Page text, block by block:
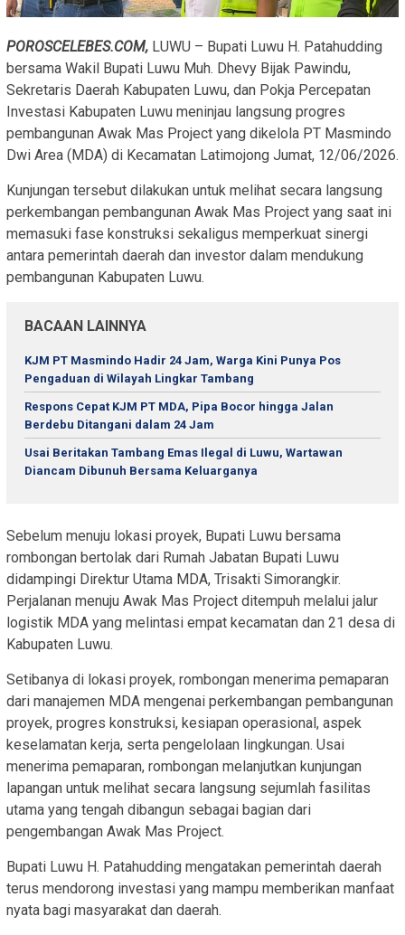
POROSCELEBES.COM, LUWU – Bupati Luwu H. Patahudding
bersama Wakil Bupati Luwu Muh. Dhevy Bijak Pawindu,
Sekretaris Daerah Kabupaten Luwu, dan Pokja Percepatan
Investasi Kabupaten Luwu meninjau langsung progres
pembangunan Awak Mas Project yang dikelola PT Masmindo
Dwi Area (MDA) di Kecamatan Latimojong Jumat, 12/06/2026.
Kunjungan tersebut dilakukan untuk melihat secara langsung
perkembangan pembangunan Awak Mas Project yang saat ini
memasuki fase konstruksi sekaligus memperkuat sinergi
antara pemerintah daerah dan investor dalam mendukung
pembangunan Kabupaten Luwu.
BACAAN LAINNYA
KJM PT Masmindo Hadir 24 Jam, Warga Kini Punya Pos
Pengaduan di Wilayah Lingkar Tambang
Respons Cepat KJM PT MDA, Pipa Bocor hingga Jalan
Berdebu Ditangani dalam 24 Jam
Usai Beritakan Tambang Emas Ilegal di Luwu, Wartawan
Diancam Dibunuh Bersama Keluarganya
Sebelum menuju lokasi proyek, Bupati Luwu bersama
rombongan bertolak dari Rumah Jabatan Bupati Luwu
didampingi Direktur Utama MDA, Trisakti Simorangkir.
Perjalanan menuju Awak Mas Project ditempuh melalui jalur
logistik MDA yang melintasi empat kecamatan dan 21 desa di
Kabupaten Luwu.
Setibanya di lokasi proyek, rombongan menerima pemaparan
dari manajemen MDA mengenai perkembangan pembangunan
proyek, progres konstruksi, kesiapan operasional, aspek
keselamatan kerja, serta pengelolaan lingkungan. Usai
menerima pemaparan, rombongan melanjutkan kunjungan
lapangan untuk melihat secara langsung sejumlah fasilitas
utama yang tengah dibangun sebagai bagian dari
pengembangan Awak Mas Project.
Bupati Luwu H. Patahudding mengatakan pemerintah daerah
terus mendorong investasi yang mampu memberikan manfaat
nyata bagi masyarakat dan daerah.